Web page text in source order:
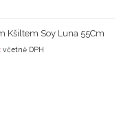
Kšiltem Soy Luna 55Cm
včetně DPH